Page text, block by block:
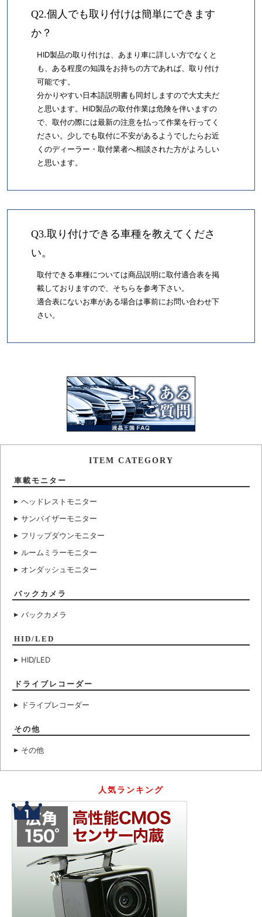
Q2.個人でも取り付けは簡単にできます
か？
HID製品の取り付けは、あまり車に詳しい方でなくと
も、ある程度の知識をお持ちの方であれば、取り付け
可能です。
分かりやすい日本語説明書も同封しますので大丈夫だ
と思います。HID製品の取付作業は危険を伴いますの
で、取付の際には最新の注意を払って作業を行ってく
ださい。少しでも取付に不安があるようでしたらお近
くのディーラー・取付業者へ相談された方がよろしい
と思います。
Q3.取り付けできる車種を教えてくださ
い。
取付できる車種については商品説明に取付適合表を掲
載しておりますので、そちらを参考下さい。
適合表にないお車がある場合は事前にお問い合わせ下
さい。
ITEM CATEGORY
車載モニター
ヘッドレストモニター
サンバイザーモニター
フリップダウンモニター
ルームミラーモニター
オンダッシュモニター
バックカメラ
バックカメラ
HID/LED
HID/LED
ドライブレコーダー
ドライブレコーダー
その他
その他
人気ランキング